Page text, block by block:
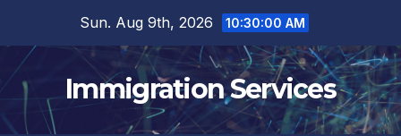
content
Sun. Aug 9th, 2026 10:30:01 AM
Immigration Services